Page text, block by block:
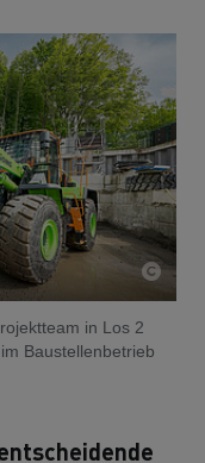
in Los 2
Baustellenbetrieb